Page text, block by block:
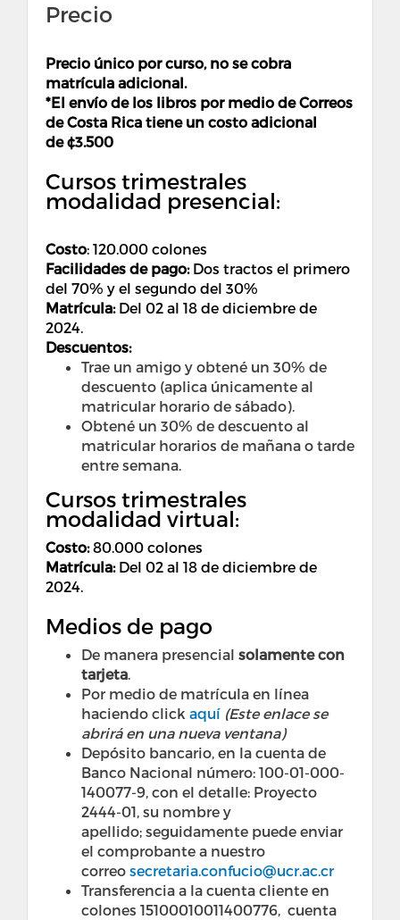
Precio
Precio único por curso, no se cobra
matrícula adicional.
*El envío de los libros por medio de Correos
de Costa Rica tiene un costo adicional
de ¢3.500
Cursos trimestrales
modalidad presencial:
Costo: 120.000 colones
Facilidades de pago:Dos tractos el primero
del 70% y el segundo del 30%
Matrícula: Del 02 al 18 de diciembre de
2024.
Descuentos:
Trae un amigo y obtené un 30% de
descuento (aplica únicamente al
matricular horario de sábado).
Obtené un 30% de descuento al
matricular horarios de mañana o tarde
entre semana.
Cursos trimestrales
modalidad virtual:
Costo:80.000 colones
Matrícula: Del 02 al 18 de diciembre de
2024.
Medios de pago
De manera presencial solamente con
tarjeta.
Por medio de matrícula en línea
haciendo click aquí (Este enlace se
abrirá en una nueva ventana)
Depósito bancario, en la cuenta de
Banco Nacional número: 100-01-000-
140077-9, con el detalle: Proyecto
2444-01, su nombre y
apellido; seguidamente puede enviar
el comprobante a nuestro
correo secretaria.confucio@ucr.ac.cr
Transferencia a la cuenta cliente en
colones 15100010011400776, cuenta